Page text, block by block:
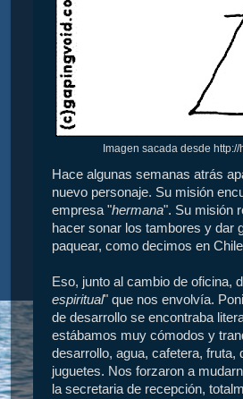
Imagen sacada desde
Hace algunas semanas atrás
nuevo personaje. Su misión
empresa "hermana". Su misión
hacer sonar los tambores y dar
paquear, como decimos en
Eso, junto al cambio de oficina,
espiritual" que nos envolvía.
de desarrollo se encontraba
estábamos muy cómodos y
desarrollo, agua, cafetera,
juguetes. Nos forzaron a
la secretaria de recepción,